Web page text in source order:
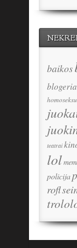
baikos
teatrai
lol
policija
rofl